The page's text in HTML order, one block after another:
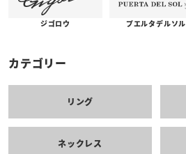
ジゴロウ プエルタデルソル
カテゴリー
リング
ネックレス